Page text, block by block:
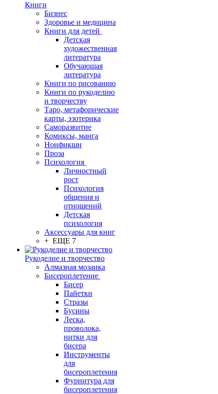
Книги
Бизнес
Здоровье и медицина
Книги для детей
Детская
художественная
литература
Обучающая
литература
Книги по рисованию
Книги по рукоделию
и творчеству
Таро, метафорические
карты, эзотерика
Саморазвитие
Комиксы, манга
Нонфикшн
Проза
Психология
Личностный
рост
Психология
общения и
отношений
Детская
психология
Аксессуары для книг
+ ЕЩЕ 7
Рукоделие и творчество
Алмазная мозаика
Бисероплетение
Бисер
Пайетки
Стразы
Бусины
Леска,
проволока,
нитки для
бисера
Инструменты
для
бисероплетения
Фурнитура для
бисероплетения